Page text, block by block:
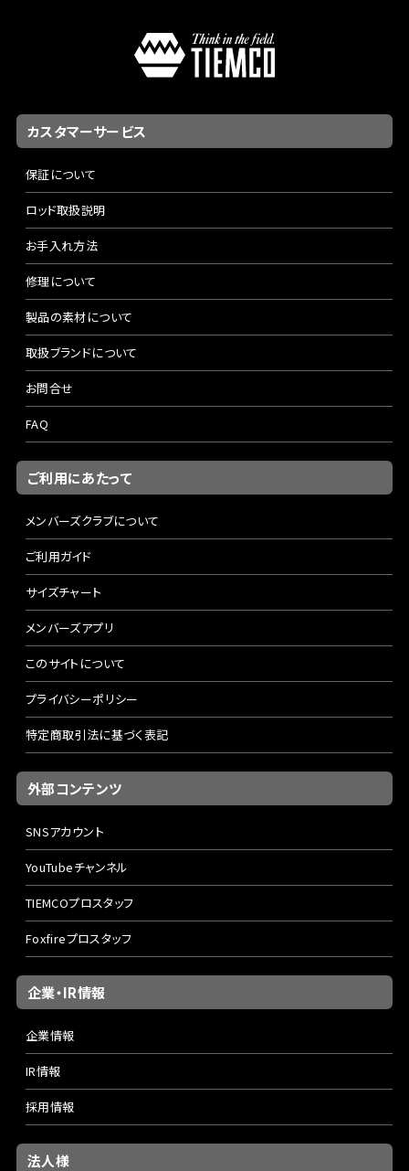
トラウトからバス、湖の大型魚まで対応できるパワーを持ち
ながら、ティップの繊細さで静かなプレゼンテーションもこな
大型魚に最適です。
ヘリオス F フィネス 908-4
9' #8 ファイティングバット付き
Helios 4 Fシリーズの中でもっともパワフルな一本。シャロ
ーのクロダイ、ボーンフィッシュやレッドフィッシュなどソルト
でも活躍できるトルクと、Fシリーズならではの繊細さを併せ
持つ、テクニカルなライトソルトモデルです。
ヘリオス D ディスタンス 104-4
10' #4
ユーロニンフやロングリーダーを使ったテクニカルなアプロ
ーチに最適なロッド。4番とは思えないトルクとシャープな復
元力を備え、長尺でもブレを抑えた正確なラインコントロー
にも柔軟に対応します。繊細な釣りを大きなリーチで支える
一本です。
ヘリオス D ディスタンス 105-4
10' #5
ロングキャスト性能とラインコントロール性を高次元で両立
した、トラウト＆ライトスチールヘッド対応のパワフルなモデ
ル。本流や湖など広いフィールドでのドライ、インジケータ
ー、ストリーマーなど、スタイルを問わず信頼できるオールラ
ウンダー。風や距離に悩まされる状況でも、しっかりとフライ
を届けられます。
ヘリオス D ディスタンス 905-4
9' #5
ディスタンスシリーズの中でもっとも汎用性の高い一本。大
河川でのロングキャストやドリフト、高精度のプレゼンテーシ
し切るトルクが魅力です。
ヘリオス D ディスタンス 955-4
9'5" #5
一般的な9フィートよりもわずかに長く設計されたこのモデ
ライやニンフ、ライトなストリーマーまで幅広くこなし、里川
カスタマーサービス
保証について
ロッド取扱説明
お手入れ方法
修理について
製品の素材について
取扱ブランドについて
お問合せ
FAQ
ご利用にあたって
メンバーズクラブについて
ご利用ガイド
サイズチャート
メンバーズアプリ
このサイトについて
プライバシーポリシー
特定商取引法に基づく表記
外部コンテンツ
SNSアカウント
YouTubeチャンネル
TIEMCOプロスタッフ
Foxfireプロスタッフ
企業・IR情報
企業情報
IR情報
採用情報
法人様